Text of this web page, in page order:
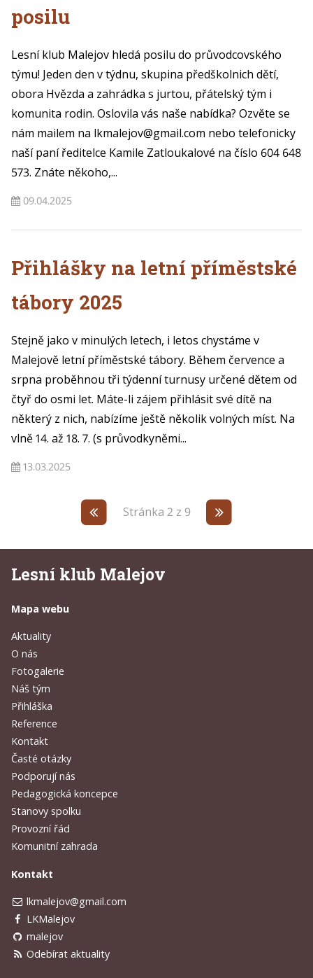
posilu
Lesní klub Malejov hledá posilu do průvodcovského
týmu! Jeden den v týdnu, skupina předškolnich dětí,
obora Hvězda a zahrádka s jurtou, přátelský tým i
komunita rodin. Oslovila vás naše nabídka? Ozvěte se
nám mailem na lkmalejov@gmail.com nebo telefonicky
naší paní ředitelce Kamile Zatloukalové na číslo 604 648
573. Znáte někoho,...
09.04.2025
Přihlášky na letní příměstské
tábory 2025
Stejně jako v minulých letech, i letos chystáme v
Malejově letní příměstské tábory. Během července a
srpna proběhnou tři týdenní turnusy určené dětem od
čtyř do osmi let. Máte-li zájem přihlásit své dítě na
některý z nich, nabízíme ještě několik volných míst. ⁠Na
vlně 14. až 18. 7. (s průvodkyněmi...
13.03.2025
Stránka 2 z 9
Lesní klub Malejov
Mapa webu
Aktuality
O nás
Fotogalerie
Náš tým
Přihláška
Reference
Kontakt
Časté otázky
Podporují nás
Pedagogická koncepce
Stanovy spolku
Provozní řád
Komunitní zahrada
Kontakt
lkmalejov@gmail.com
LKMalejov
malejov
Odebírat aktuality